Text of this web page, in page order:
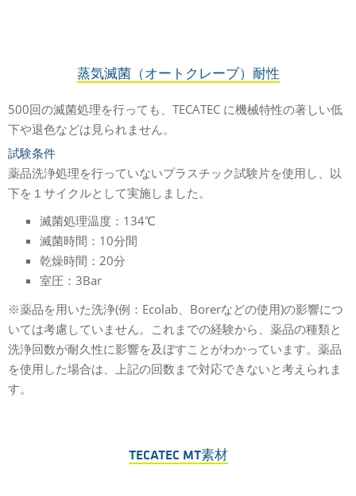
蒸気滅菌（オートクレーブ）耐性
500回の滅菌処理を行っても、TECATEC に機械特性の著しい低
下や退色などは見られません。
試験条件
薬品洗浄処理を行っていないプラスチック試験片を使用し、以
下を１サイクルとして実施しました。
滅菌処理温度：134℃
滅菌時間：10分間
乾燥時間：20分
室圧：3Bar
※薬品を用いた洗浄(例：Ecolab、Borerなどの使用)の影響につ
いては考慮していません。これまでの経験から、薬品の種類と
洗浄回数が耐久性に影響を及ぼすことがわかっています。薬品
を使用した場合は、上記の回数まで対応できないと考えられま
す。
TECATEC MT素材